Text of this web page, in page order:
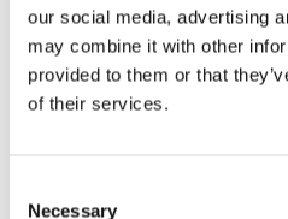
our social media, advertising
may combine it with other
provided to them or that
of their services.
Necessary